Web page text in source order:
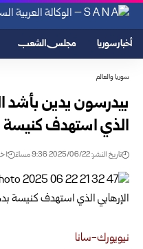
أخبار سوريا مجلس الشعب
سوريا والعالم
بيدرسون يدين بأشد
الذي استهدف
تاريخ النشر: 2025/06/22 9:36 مساءً اخر
نيويورك-سانا